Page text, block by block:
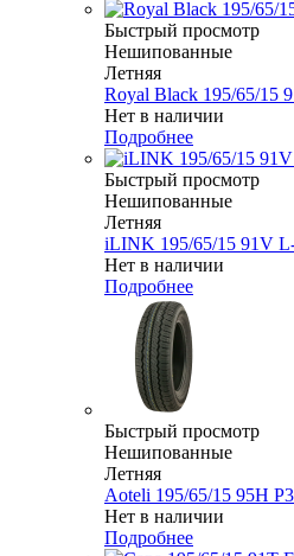
Быстрый просмотр
Нешипованные
Летняя
Royal Black 195/65/15
Нет в наличии
Подробнее
Быстрый просмотр
Нешипованные
Летняя
iLINK 195/65/15 91V
Нет в наличии
Подробнее
Быстрый просмотр
Нешипованные
Летняя
Aoteli 195/65/15 95H
Нет в наличии
Подробнее